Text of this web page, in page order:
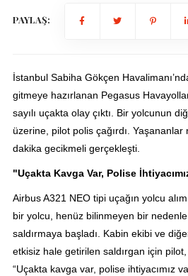
PAYLAŞ:
İstanbul Sabiha Gökçen
gitmeye hazırlanan Pegasus
sayılı uçakta olay çıktı. Bir yolcunun
üzerine, pilot polis çağırdı.
dakika gecikmeli gerçekleşti.
"Uçakta Kavga Var, Polise
Airbus A321 NEO tipi uçağın yolcu
bir yolcu, henüz bilinmeyen bir
saldırmaya başladı. Kabin ekibi ve
etkisiz hale getirilen saldırgan için
“Uçakta kavga var, polise ihtiyacımız